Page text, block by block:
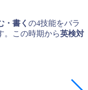
・書く の4技能をバラ
。この時期から英検対